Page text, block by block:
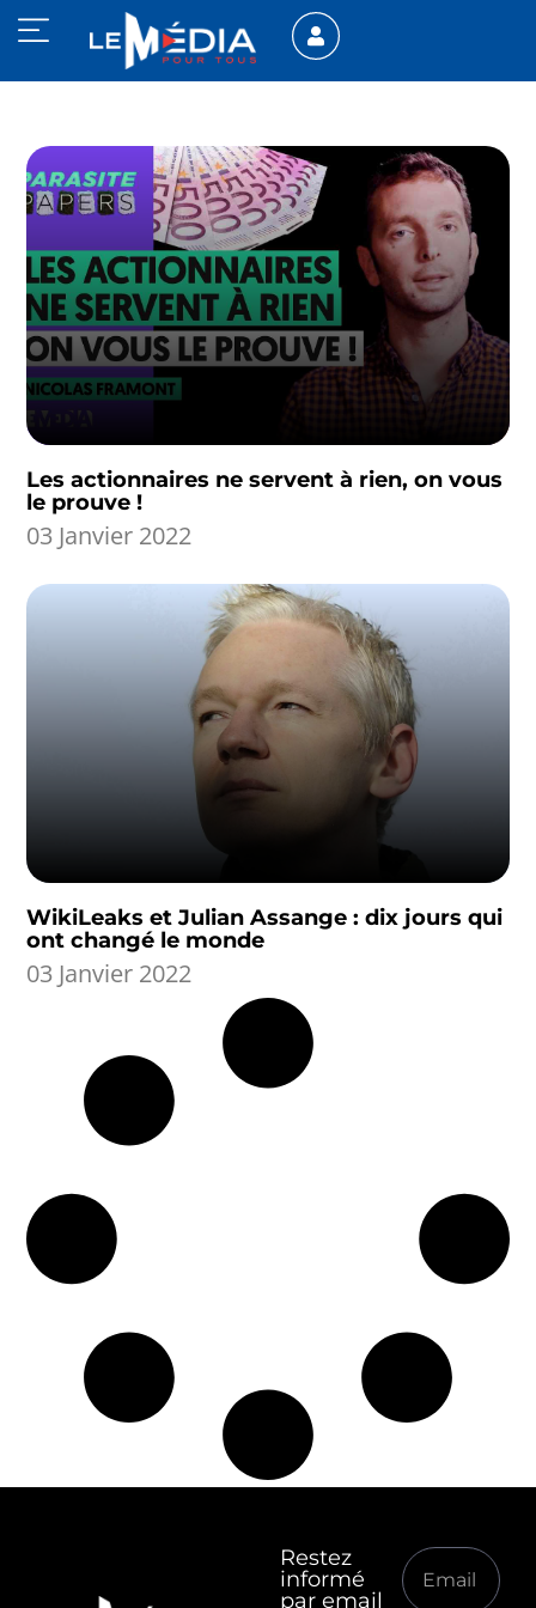
Les actionnaires ne servent à rien, on vous
le prouve !
03 Janvier 2022
WikiLeaks et Julian Assange : dix jours qui
ont changé le monde
03 Janvier 2022
Restez
informé
par email